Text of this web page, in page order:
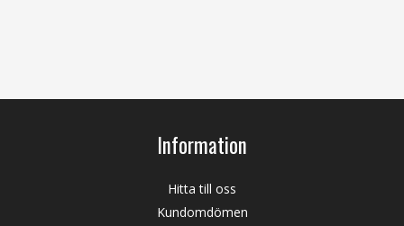
Information
Hitta till oss
Kundomdömen